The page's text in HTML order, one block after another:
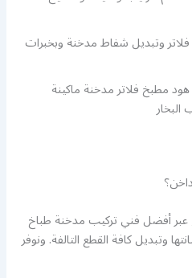
وتبديل شفاط مدخنة وبخبرات
مطبخ فلاتر مدخنة ماكينة
أفضل فني تركيب مدخنة طباخ
وتبديل كافة القطع التالفة. ونوفر